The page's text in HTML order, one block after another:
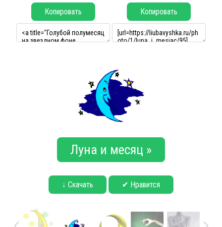
Копировать Копировать
Луна и месяц »
↓ Скачать ✔ Нравится